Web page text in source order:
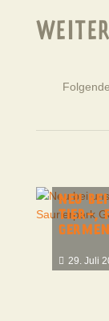
NEU
TIER-,
29. Juli